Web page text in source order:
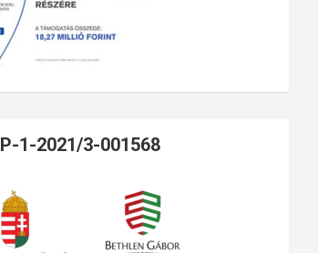
1-2021/3-001568